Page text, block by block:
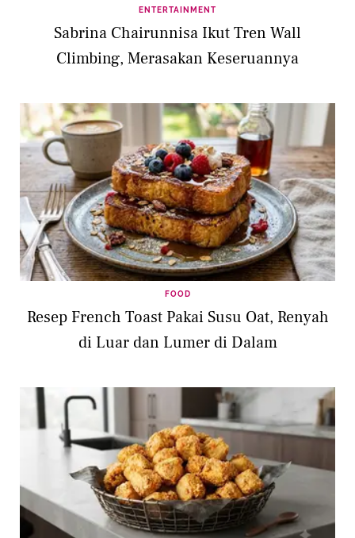
ENTERTAINMENT
Sabrina Chairunnisa Ikut Tren Wall
Climbing, Merasakan Keseruannya
FOOD
Resep French Toast Pakai Susu Oat, Renyah
di Luar dan Lumer di Dalam